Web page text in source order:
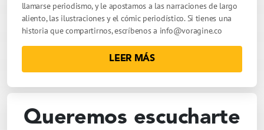
llamarse periodismo, y le apostamos a las narraciones de largo
aliento, las ilustraciones y el cómic periodístico. Si tienes una
historia que compartirnos, escríbenos a info@voragine.co
LEER MÁS
Queremos escucharte